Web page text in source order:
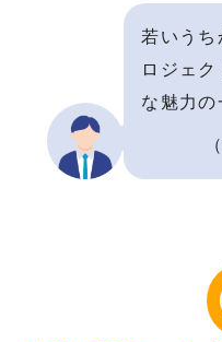
若いう
ロジェ
な魅力の